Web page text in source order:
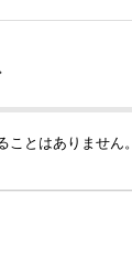
ことはありません。